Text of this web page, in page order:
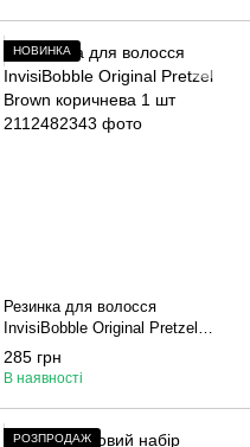
НОВИНКА
Резинка для волосся
InvisiBobble Original Pretzel
Brown коричнева 1 шт
285 грн
В наявності
РОЗПРОДАЖ